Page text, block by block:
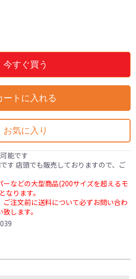
今すぐ買う
ートに入れる
お気に入り
能です
す 店頭でも販売しておりますので、ご
などの大型商品(200サイズを超えるモ
なります。
注文前に送料について必ずお問い合わ
します。